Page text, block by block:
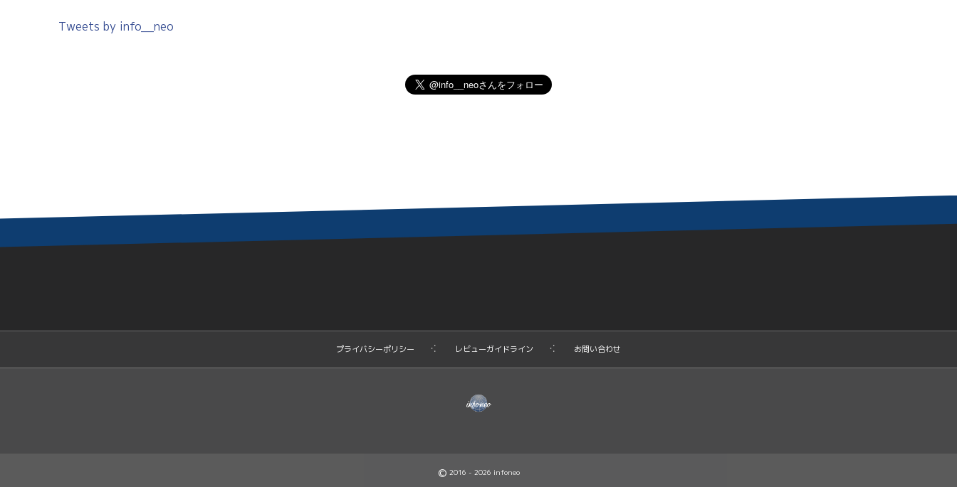
Tweets by info__neo
プライバシーポリシー レビューガイドライン お問い合わせ
© 2016 - 2026 infoneo